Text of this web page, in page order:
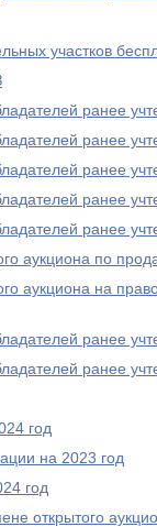
участков
ранее
ранее
ранее
ранее
ранее
аукциона по
аукциона на
ранее
ранее
год
на 2023 год
год
открытого